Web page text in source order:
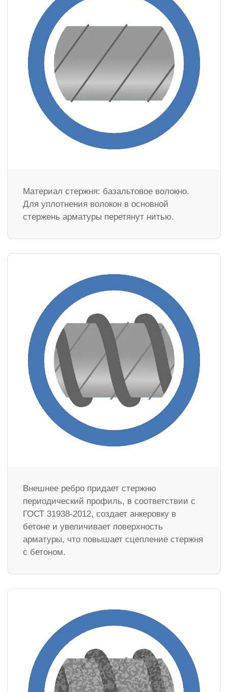
Материал стержня: базальтовое волокно.
Для уплотнения волокон в основной
стержень арматуры перетянут нитью.
Внешнее ребро придает стержню
периодический профиль, в соответствии с
ГОСТ 31938-2012, создает анкеровку в
бетоне и увеличивает поверхность
арматуры, что повышает сцепление стержня
с бетоном.